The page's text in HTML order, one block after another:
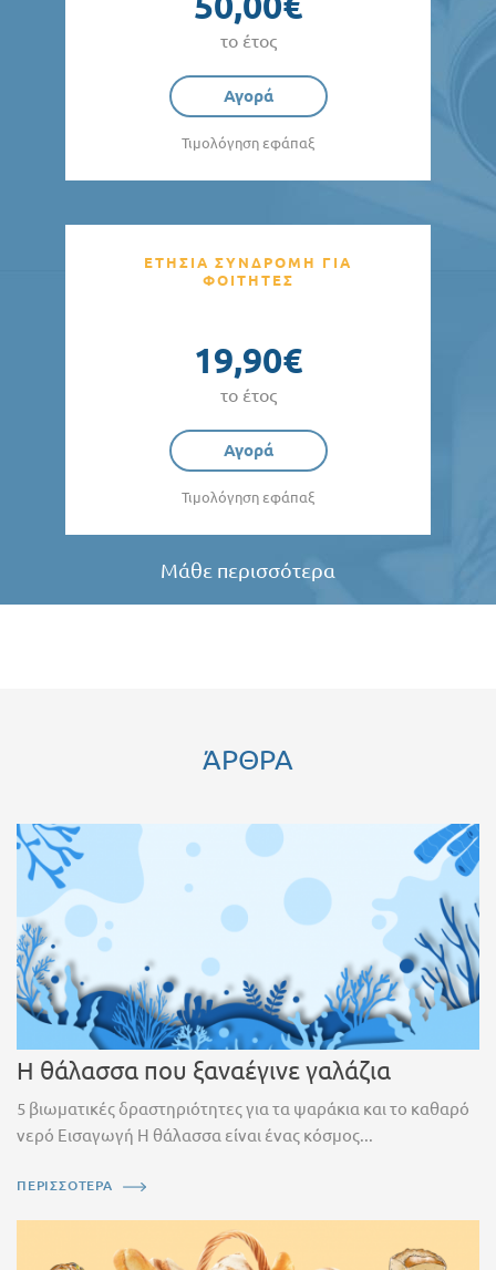
το έτος
Αγορά
Τιμολόγηση εφάπαξ
ΕΤΗΣΙΑ ΣΥΝΔΡΟΜΗ ΓΙΑ
ΦΟΙΤΗΤΕΣ
19,90€
το έτος
Αγορά
Τιμολόγηση εφάπαξ
Μάθε περισσότερα
ΆΡΘΡΑ
Η θάλασσα που ξαναέγινε γαλάζια
5 βιωματικές δραστηριότητες για τα ψαράκια και το καθαρό
νερό Εισαγωγή Η θάλασσα είναι ένας κόσμος...
ΠΕΡΙΣΣΟΤΕΡΑ